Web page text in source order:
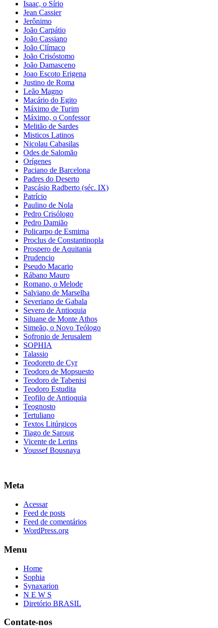
Isaac, o Sírio
Jean Cassier
Jerônimo
João Carpátio
João Cassiano
João Clímaco
João Crisóstomo
João Damasceno
Joao Escoto Erigena
Justino de Roma
Leão Magno
Macário do Egito
Máximo de Turim
Máximo, o Confessor
Melitão de Sardes
Misticos Latinos
Nicolau Cabasilas
Odes de Salomão
Orígenes
Paciano de Barcelona
Padres do Deserto
Pascásio Radberto (séc. IX)
Patrício
Paulino de Nola
Pedro Crisólogo
Pedro Damião
Policarpo de Esmirna
Proclus de Constantinopla
Prospero de Aquitania
Prudencio
Pseudo Macario
Rábano Mauro
Romano, o Melode
Salviano de Marselha
Severiano de Gabala
Severo de Antioquia
Siluane de Monte Athos
Simeão, o Novo Teólogo
Sofronio de Jerusalem
SOPHIA
Talassio
Teodoreto de Cyr
Teodoro de Mopsuesto
Teodoro de Tabenisi
Teodoro Estudita
Teofilo de Antioquia
Teognosto
Tertuliano
Textos Litúrgicos
Tiago de Saroug
Vicente de Lerins
Youssef Bousnaya
Meta
Acessar
Feed de posts
Feed de comentários
WordPress.org
Menu
Home
Sophia
Synaxarion
N E W S
Diretório BRASIL
Contate-nos